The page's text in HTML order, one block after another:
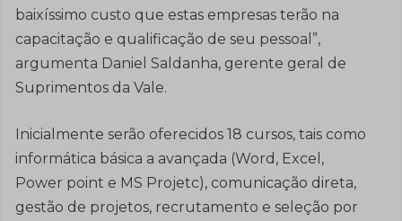
baixíssimo custo que estas empresas terão na
capacitação e qualificação de seu pessoal”,
argumenta Daniel Saldanha, gerente geral de
Suprimentos da Vale.
Inicialmente serão oferecidos 18 cursos, tais como
informática básica a avançada (Word, Excel,
Power point e MS Projetc), comunicação direta,
gestão de projetos, recrutamento e seleção por